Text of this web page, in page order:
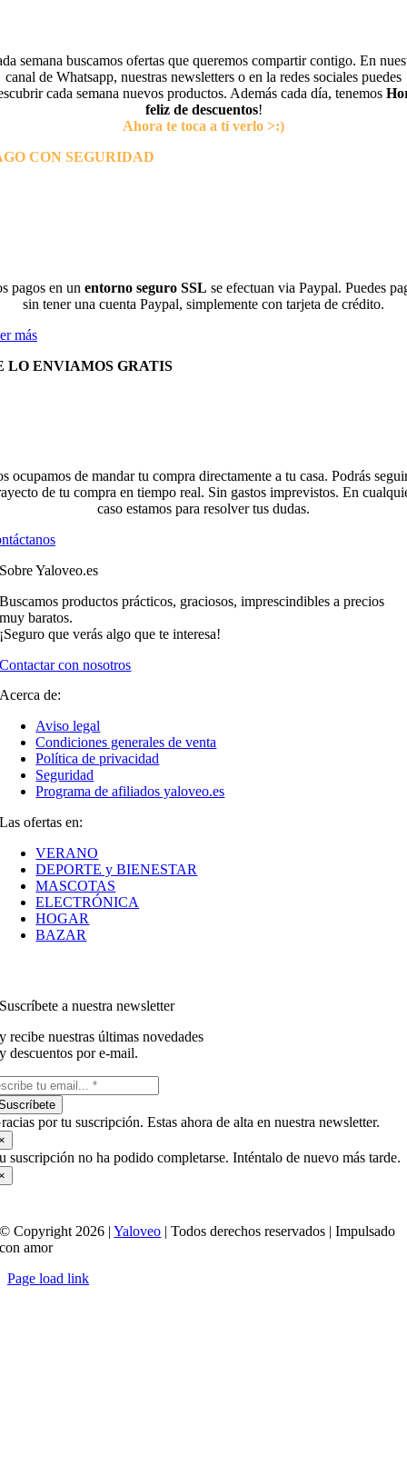
semana buscamos ofertas que queremos compartir contigo. En
canal de Whatsapp, nuestras newsletters o en la redes sociales puedes
cada semana nuevos productos. Además cada día, tenemos
feliz de descuentos!
Ahora te toca a tí verlo >:)
CON SEGURIDAD
pagos en un entorno seguro SSL se efectuan via Paypal. Puedes
sin tener una cuenta Paypal, simplemente con tarjeta de crédito.
más
LO ENVIAMOS GRATIS
ocupamos de mandar tu compra directamente a tu casa. Podrás
de tu compra en tiempo real. Sin gastos imprevistos. En
caso estamos para resolver tus dudas.
Sobre Yaloveo.es
Buscamos productos prácticos, graciosos, imprescindibles a precios
muy baratos.
¡Seguro que verás algo que te interesa!
Contactar con nosotros
Acerca de:
Aviso legal
Condiciones generales de venta
Política de privacidad
Seguridad
Programa de afiliados yaloveo.es
Las ofertas en:
VERANO
DEPORTE y BIENESTAR
MASCOTAS
ELECTRÓNICA
HOGAR
BAZAR
Suscríbete a nuestra newsletter
y recibe nuestras últimas novedades
y descuentos por e-mail.
por tu suscripción. Estas ahora de alta en nuestra newsletter.
suscripción no ha podido completarse. Inténtalo de nuevo más tarde.
© Copyright 2026 |Yaloveo | Todos derechos reservados | Impulsado
con amor
Page load link